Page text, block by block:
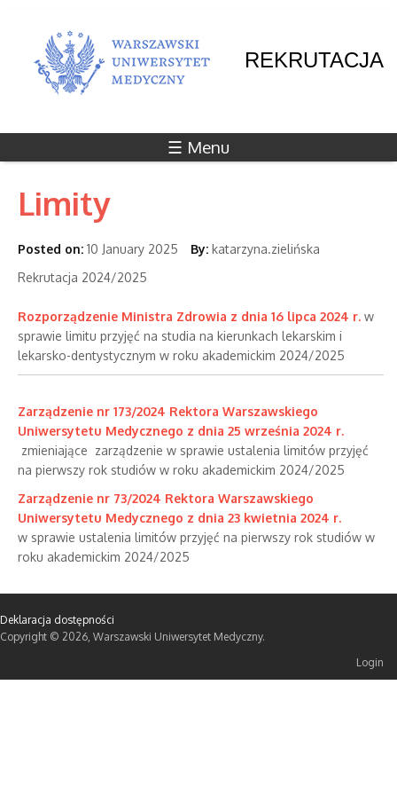
REKRUTACJA
☰ Menu
Limity
Posted on: 10 January 2025 By: katarzyna.zielińska
Rekrutacja 2024/2025
Rozporządzenie Ministra Zdrowia z dnia 16 lipca 2024 r. w
sprawie limitu przyjęć na studia na kierunkach lekarskim i
lekarsko-dentystycznym w roku akademickim 2024/2025
Zarządzenie nr 173/2024 Rektora Warszawskiego
Uniwersytetu Medycznego z dnia 25 września 2024 r.
zmieniające zarządzenie w sprawie ustalenia limitów przyjęć
na pierwszy rok studiów w roku akademickim 2024/2025
Zarządzenie nr 73/2024 Rektora Warszawskiego
Uniwersytetu Medycznego z dnia 23 kwietnia 2024 r.
w sprawie ustalenia limitów przyjęć na pierwszy rok studiów w
roku akademickim 2024/2025
Deklaracja dostępności
Copyright © 2026, Warszawski Uniwersytet Medyczny.
Login